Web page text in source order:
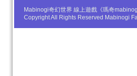
Mabinogi奇幻世界 線上遊戲《瑪奇
Copyright All Rights Reserved Mabinogi